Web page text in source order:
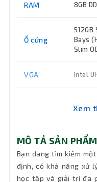
RAM 8GB
Ổ cứng
512GB
Bays
Slim
VGA Intel
Không
ge
Xem
MÔ TẢ SẢN
Bạn đang tìm kiếm
định, có khả năng xử
học tập và giải trí đa